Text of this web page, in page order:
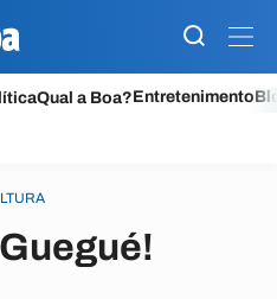
Qual a Boa?Entretenimento